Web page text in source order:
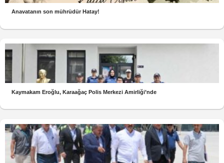
Anavatanın son mührüdür Hatay!
Kaymakam Eroğlu, Karaağaç Polis Merkezi Amirliği’nde